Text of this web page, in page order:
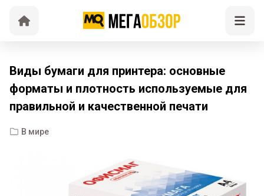
Виды бумаги для принтера: основные
форматы и плотность используемые для
правильной и качественной печати
В мире